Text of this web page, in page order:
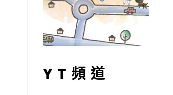
YT頻道